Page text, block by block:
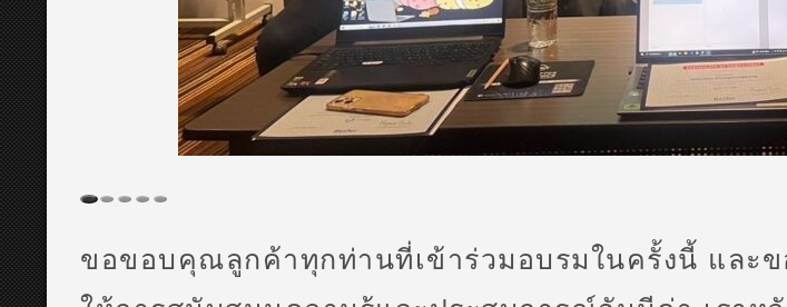
ขอขอบคุณลูกค้าทุกท่านที่เข้าร่วมอบรมในครั้งนี้ และ